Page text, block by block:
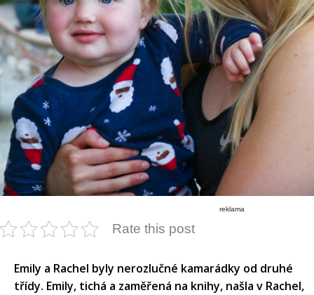
reklama
Rate this post
Emily a Rachel byly nerozlučné kamarádky od druhé
třídy. Emily, tichá a zaměřená na knihy, našla v Rachel,